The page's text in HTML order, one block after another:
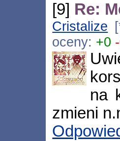
[9] Re:
Cristalize
oceny: +0
na
zmieni